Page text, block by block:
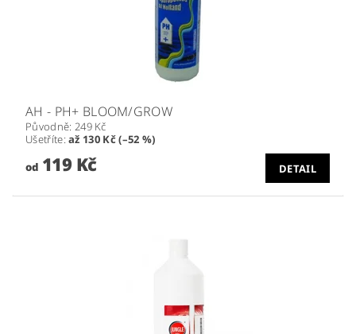
AH - PH+ BLOOM/GROW
Původně: 249 Kč
Ušetříte:až 130 Kč (–52 %)
od119 Kč DETAIL